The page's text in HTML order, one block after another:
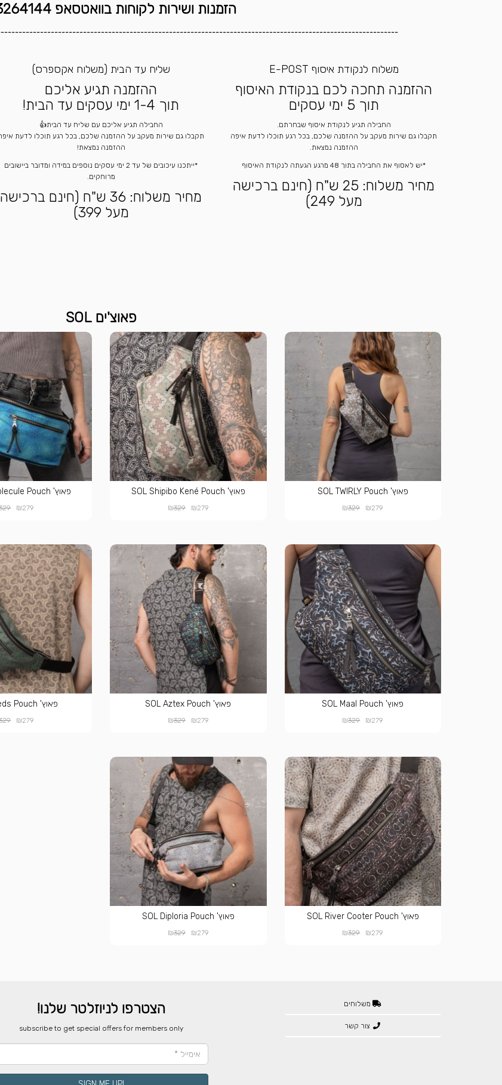
הזמנות ושירות לקוחות בוואטסאפ 072-3264144
משלוח לנקודת איסוף E-POST
ההזמנה תחכה לכם בנקודת האיסוף
תוך 5 ימי עסקים
החבילה תגיע לנקודת איסוף שבחרתם.
תקבלו גם שירות מעקב על ההזמנה שלכם, בכל רגע תוכלו לדעת איפה
ההזמנה נמצאת.
*יש לאסוף את החבילה בתוך 48 מרגע הגעתה לנקודת האיסוף
מחיר משלוח: 25 ש"ח (חינם ברכישה
מעל 249)
שליח עד הבית (משלוח אקספרס)
ההזמנה תגיע אליכם
תוך 1-4 ימי עסקים עד הבית!
החבילה תגיע אליכם עם שליח עד הבית👍
תקבלו גם שירות מעקב על ההזמנה שלכם, בכל רגע תוכלו לדעת
ההזמנה נמצאת!
*ייתכנו עיכובים של עד 2 ימי עסקים נוספים במידה ומדובר ביישובים
מרוחקים.
מחיר משלוח: 36 ש"ח (חינם ברכישה
מעל 399)
פאוצ'ים SOL
פאוץ' SOL TWIRLY Pouch
₪279
₪329
פאוץ' SOL Shipibo Kené Pouch
₪279
₪329
פאוץ' SOL LSD Molecule Pouch
₪279
פאוץ' SOL Maal Pouch
₪279
₪329
פאוץ' SOL Aztex Pouch
₪279
₪329
פאוץ' SOL Seeds Pouch
₪279
פאוץ' SOL River Cooter Pouch
₪279
₪329
פאוץ' SOL Diploria Pouch
₪279
₪329
משלוחים
צור קשר
הצטרפו לניוזלטר שלנו!
​subscribe to get special offers for members only